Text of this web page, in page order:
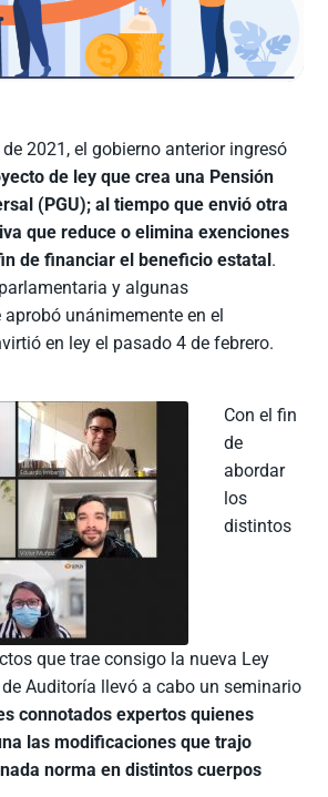
2021, el gobierno anterior ingresó
de ley que crea una Pensión
(PGU); al tiempo que envió otra
que reduce o elimina exenciones
de financiar el beneficio estatal.
y algunas
unánimemente en el
en ley el pasado 4 de febrero.
Con el fin
de
abordar
los
distintos
que trae consigo la nueva Ley
Auditoría llevó a cabo un seminario
connotados expertos quienes
las modificaciones que trajo
norma en distintos cuerpos